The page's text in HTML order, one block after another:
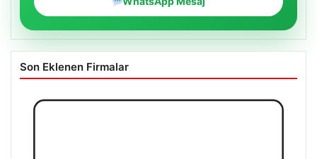
Son Eklenen Firmalar